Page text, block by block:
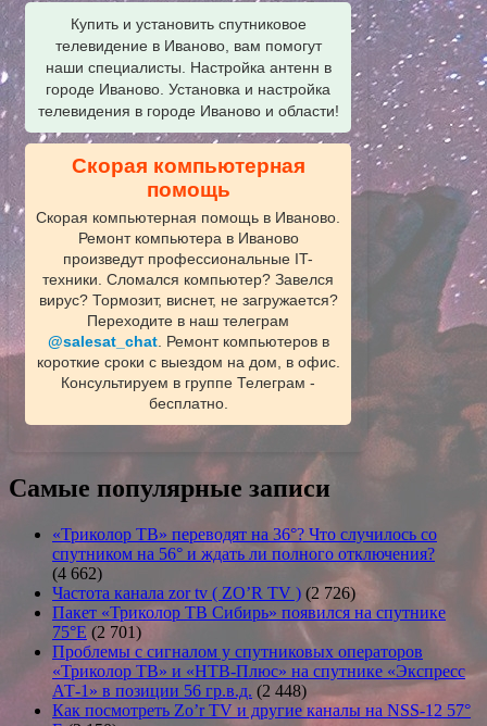
Купить и установить спутниковое
телевидение в Иваново, вам помогут
наши специалисты. Настройка антенн в
городе Иваново. Установка и настройка
телевидения в городе Иваново и области!
Скорая компьютерная
помощь
Скорая компьютерная помощь в Иваново.
Ремонт компьютера в Иваново
произведут профессиональные IT-
техники. Сломался компьютер? Завелся
вирус? Тормозит, виснет, не загружается?
Переходите в наш телеграм
@salesat_chat. Ремонт компьютеров в
короткие сроки с выездом на дом, в офис.
Консультируем в группе Телеграм -
бесплатно.
Самые популярные записи
«Триколор ТВ» переводят на 36°? Что случилось со
спутником на 56° и ждать ли полного отключения?
(4 662)
Частота канала zor tv ( ZO’R TV ) (2 726)
Пакет «Триколор ТВ Сибирь» появился на спутнике
75°E (2 701)
Проблемы с сигналом у спутниковых операторов
«Триколор ТВ» и «НТВ-Плюс» на спутнике «Экспресс
АТ-1» в позиции 56 гр.в.д. (2 448)
Как посмотреть Zo’r TV и другие каналы на NSS-12 57°